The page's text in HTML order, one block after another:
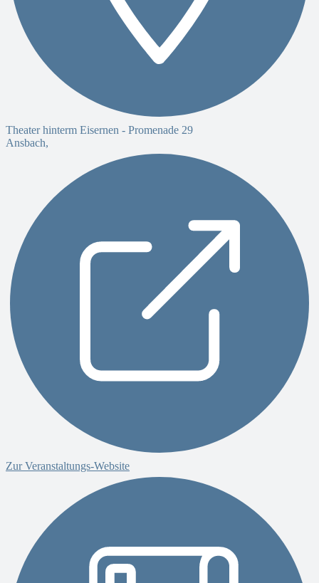
Theater hinterm Eisernen - Promenade 29
Ansbach,
Zur Veranstaltungs-Website